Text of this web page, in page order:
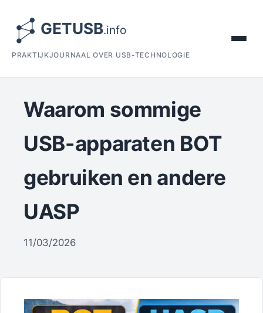
PRAKTIJKJOURNAAL OVER USB-TECHNOLOGIE
Waarom sommige
USB-apparaten BOT
gebruiken en andere
UASP
11/03/2026